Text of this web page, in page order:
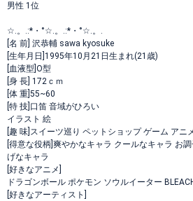
男性 1位
☆.。.:*・°☆.。.:*・°☆.。.
[名 前] 沢恭輔 sawa kyosuke
[生年月日]1995年10月21日生まれ(21歳)
[血液型]O型
[身 長] 172ｃｍ
[体 重]55~60
[特 技]口笛 音域がひろい
イラスト 絵
[趣 味]スイーツ巡り ペットショップ ゲーム アニ
[得意な役柄]爽やかなキャラ クールなキャラ お
げなキャラ
[好きなアニメ]
ドラゴンボール ポケモン ソウルイーター
[好きなアーティスト]